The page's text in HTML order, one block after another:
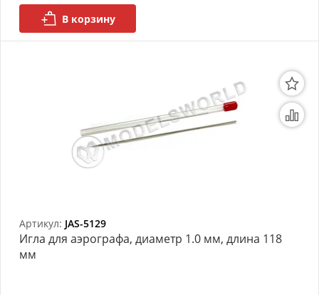
В корзину
Артикул: JAS-5129
Игла для аэрографа, диаметр 1.0 мм, длина 118
мм